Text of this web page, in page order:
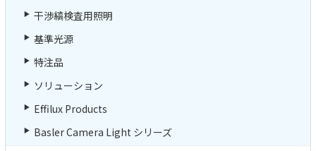
干渉縞検査用照明
基準光源
特注品
ソリューション
Effilux Products
Basler Camera Light シリーズ